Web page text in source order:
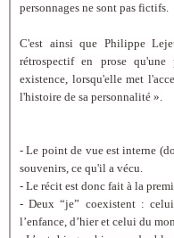
personnages ne sont pas fictifs.
C'est ainsi que Philippe
rétrospectif en prose
existence, lorsqu'elle met
l'histoire de sa personnalité ».
- Le point de vue est interne
souvenirs, ce qu'il a vécu.
- Le récit est donc fait à la
- Deux “je” coexistent :
l’enfance, d’hier et celui du